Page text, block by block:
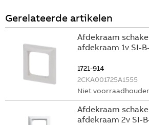
Gerelateerde artikelen
Afdekraam
afdekraam 1v SI-
1721-914
2CKA001725A1555
Niet
Afdekraam
afdekraam 2v SI-